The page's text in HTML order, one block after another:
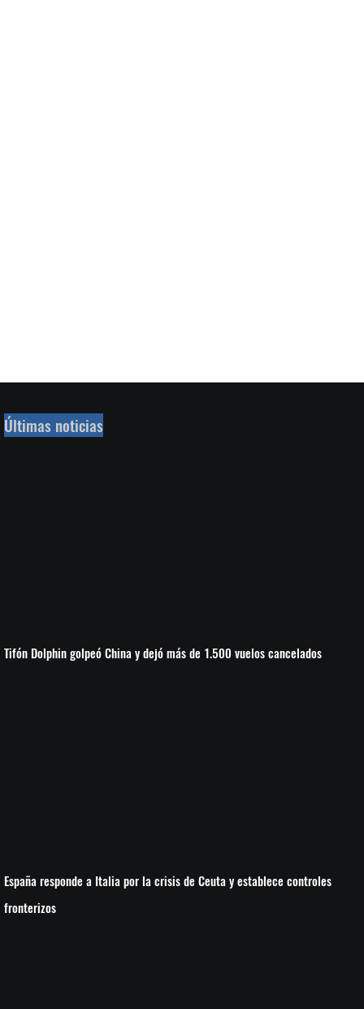
Últimas noticias
Tifón Dolphin golpeó China y dejó más de 1.500 vuelos cancelados
España responde a Italia por la crisis de Ceuta y establece controles
fronterizos